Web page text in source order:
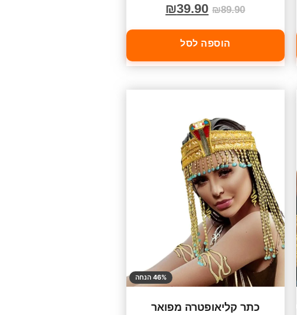
₪89.90
₪39.90
הוספה לסל
46% הנחה
כתר קליאופטרה מפואר